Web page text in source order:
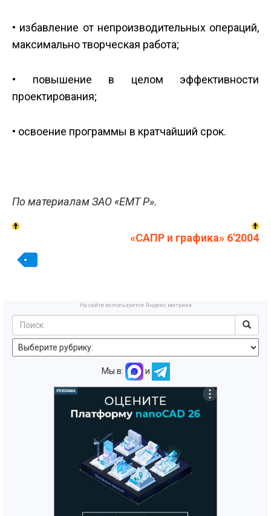
• избавление от непроизводительных операций,
максимально творческая работа;
• повышение в целом эффективности
проектирования;
• освоение программы в кратчайший срок.
По материалам ЗАО «ЕМТ Р».
«САПР и графика» 6'2004
На сайте используется Яндекс метрика
Мы в: и